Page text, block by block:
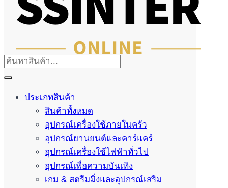
ประเภทสินค้า
สินค้าทั้งหมด
อุปกรณ์เครื่องใช้ภายในครัว
อุปกรณ์ยานยนต์และคาร์แคร์
อุปกรณ์เครื่องใช้ไฟฟ้าทั่วไป
อุปกรณ์เพื่อความบันเทิง
เกม & สตรีมมิ่งและอุปกรณ์เสริม